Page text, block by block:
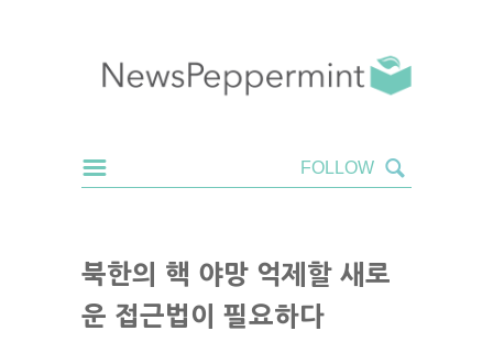
북한의 핵 야망 억제할 새로
운 접근법이 필요하다